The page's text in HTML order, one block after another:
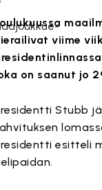
viime
on saanut jo
Stubb
esitteli